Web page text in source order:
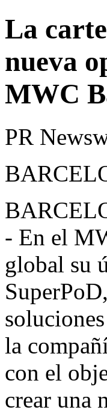
La
nueva
MWC
PR
- En el
global su
la
con el
crear una